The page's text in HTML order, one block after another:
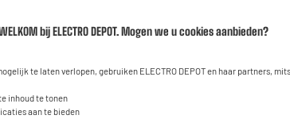
paginalink.
bij ELECTRO DEPOT. Mogen we u cookies aanbieden?
te laten verlopen, gebruiken ELECTRO DEPOT en haar partners,
inhoud te tonen
aan te bieden